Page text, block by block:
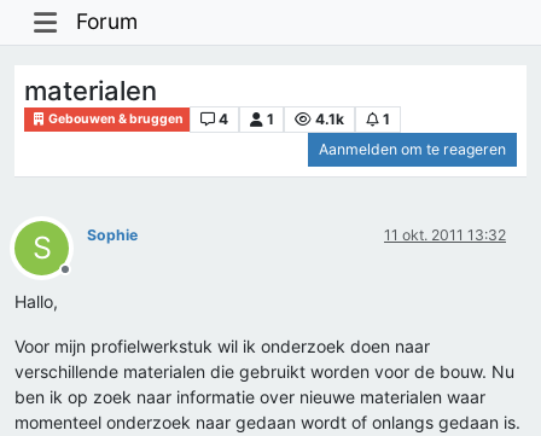
Forum
materialen
Gebouwen & bruggen 4 1 4.1k
1
Aanmelden om te reageren
S
Offline
Sophie 11 okt. 2011 13:32
Hallo,
Voor mijn profielwerkstuk wil ik onderzoek doen naar
verschillende materialen die gebruikt worden voor de bouw. Nu
ben ik op zoek naar informatie over nieuwe materialen waar
momenteel onderzoek naar gedaan wordt of onlangs gedaan is.